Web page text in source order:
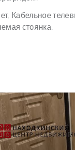
Кабельное
стоянка.